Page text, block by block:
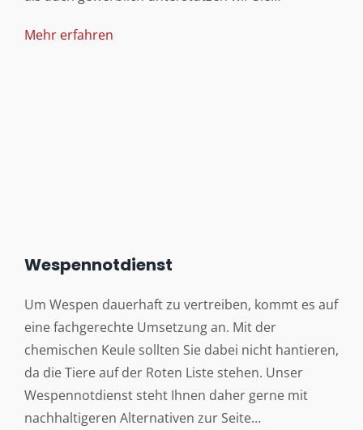
Mehr erfahren
Wespennotdienst
Um Wespen dauerhaft zu vertreiben, kommt es auf
eine fachgerechte Umsetzung an. Mit der
chemischen Keule sollten Sie dabei nicht hantieren,
da die Tiere auf der Roten Liste stehen. Unser
Wespennotdienst steht Ihnen daher gerne mit
nachhaltigeren Alternativen zur Seite…